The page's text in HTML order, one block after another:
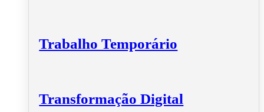
Trabalho Temporário
Transformação Digital